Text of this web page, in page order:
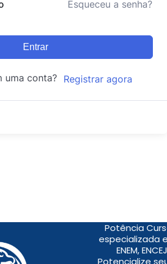
Esqueceu a senha?
Entrar
uma conta? Registrar agora
Potência
especializada
ENEM,
Potencialize